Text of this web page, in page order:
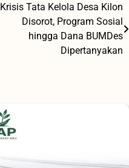
Krisis Tata Kelola Desa Kilon
Disorot, Program Sosial
hingga Dana BUMDes
Dipertanyakan